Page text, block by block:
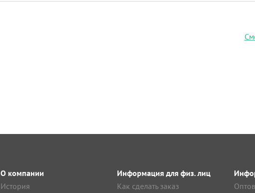
О компании
История
Информация для физ. лиц
Как сделать заказ